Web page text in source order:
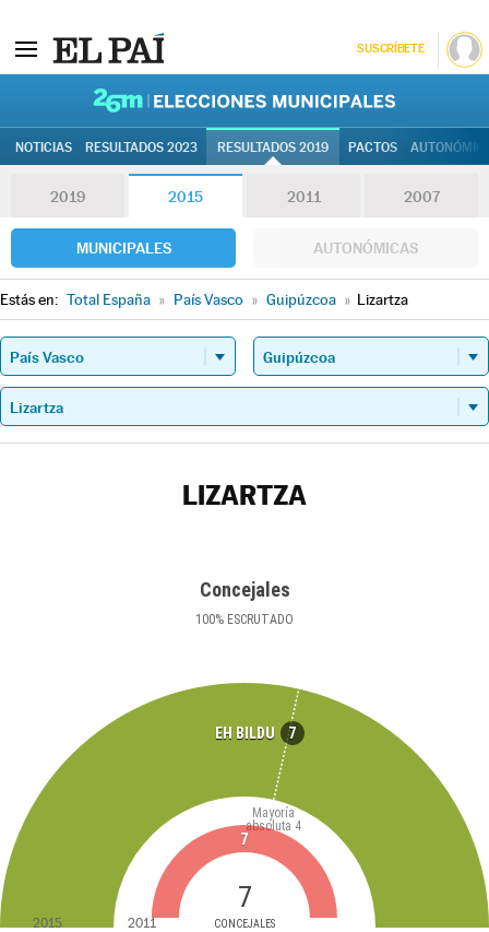
SUSCRÍBETE
NOTICIAS RESULTADOS 2023 RESULTADOS 2019 PACTOS
2019 2015 2011 2007
MUNICIPALES AUTONÓMICAS
Estás en: Total España » País Vasco » Guipúzcoa » Lizartza
LIZARTZA
Concejales
100% ESCRUTADO
EH BILDU 7
7
CONCEJALES
Mayoría
absoluta 4
7
2015 2011